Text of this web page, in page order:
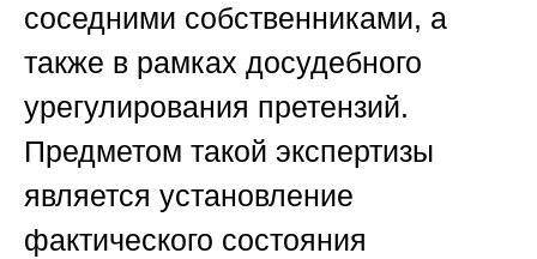
соседними собственниками, а
также в рамках досудебного
урегулирования претензий.
Предметом такой экспертизы
является установление
фактического состояния